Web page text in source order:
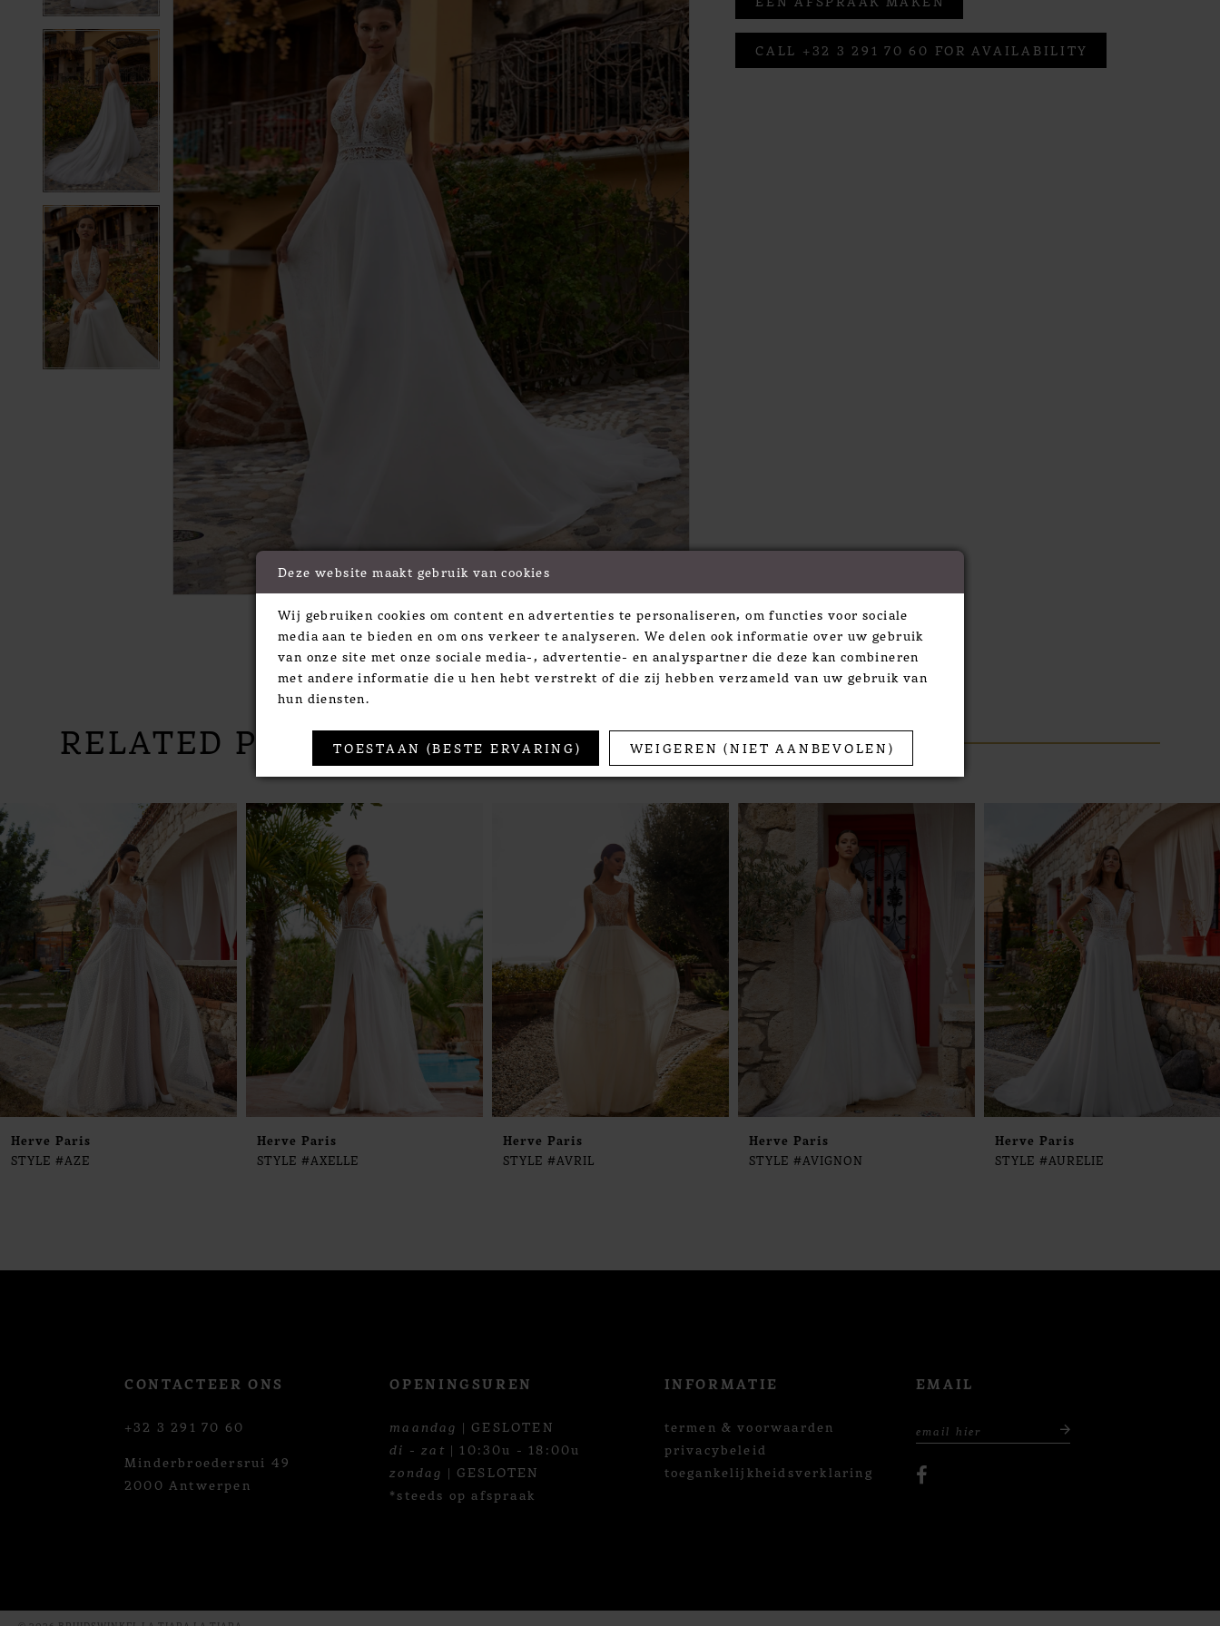
Click to zoom
Click to zoom
SHARE:
CALL +32 3 291 70 60 FOR AVAILABILITY
RELATED PRODUCTS
Related
Products
Carousel
Skip
to
end
AUTOPLAY
SLIDE
SLIDE
1
2
4
5
6
9
10
13
Herve Paris
STYLE #AZE
Herve Paris
STYLE #AXELLE
Herve Paris
STYLE #AVRIL
Herve Paris
STYLE #AVIGNON
Herve Paris
STYLE #AURELIE
CONTACTEER ONS
+32 3 291 70 60
Minderbroedersrui 49
2000 Antwerpen
OPENINGSUREN
maandag | GESLOTEN
di - zat | 10:30u - 18:00u
zondag | GESLOTEN
*steeds op afspraak
INFORMATIE
termen & voorwaarden
privacybeleid
toegankelijkheidsverklaring
EMAIL
Deze website maakt gebruik van cookies
Wij gebruiken cookies om content en advertenties te personaliseren, om functies voor sociale
media aan te bieden en om ons verkeer te analyseren. We delen ook informatie over uw gebruik
van onze site met onze sociale media-, advertentie- en analyspartner die deze kan combineren
met andere informatie die u hen hebt verstrekt of die zij hebben verzameld van uw gebruik van
hun diensten.
TOESTAAN (BESTE ERVARING) WEIGEREN (NIET AANBEVOLEN)